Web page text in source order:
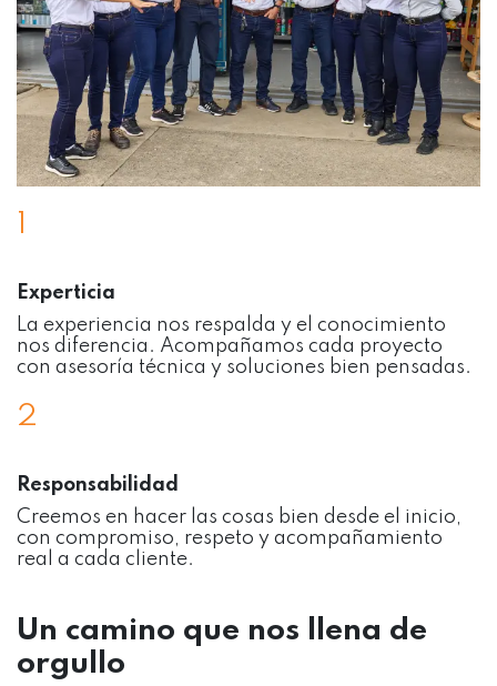
1
Experticia
La experiencia nos respalda y el conocimiento
nos diferencia. Acompañamos cada proyecto
con asesoría técnica y soluciones bien pensadas.
2
Responsabilidad
Creemos en hacer las cosas bien desde el inicio,
con compromiso, respeto y acompañamiento
real a cada cliente.
Un camino que nos llena de
orgullo